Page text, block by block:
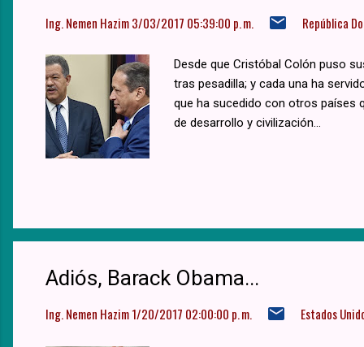
Ing. Nemen Hazim3/03/2017 05:39:00 p. m. República
Desde que Cristóbal Colón puso
tras pesadilla; y cada una ha
que ha sucedido con otros países
de desarrollo y civilización...
Adiós, Barack Obama...
Ing. Nemen Hazim1/20/2017 02:00:00 p. m. Estados